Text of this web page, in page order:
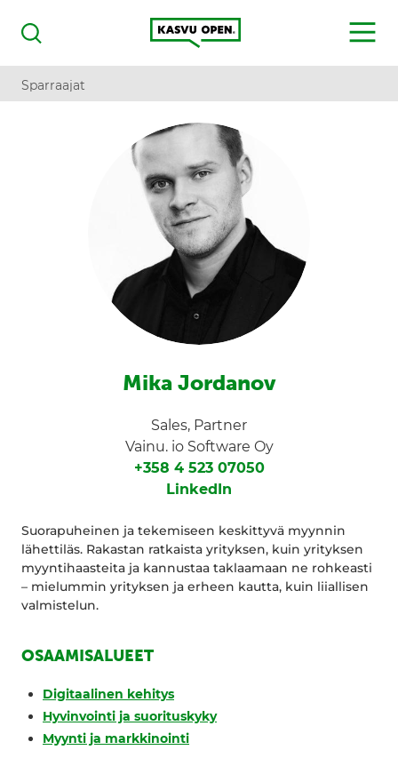
Haku
Kasvu Open
MENU
Sparraajat
Mika Jordanov
Sales, Partner
Vainu. io Software Oy
+358 4 523 07050
LinkedIn
Suorapuheinen ja tekemiseen keskittyvä myynnin
lähettiläs. Rakastan ratkaista yrityksen, kuin yrityksen
myyntihaasteita ja kannustaa taklaamaan ne rohkeasti
– mielummin yrityksen ja erheen kautta, kuin liiallisen
valmistelun.
OSAAMISALUEET
Digitaalinen kehitys
Hyvinvointi ja suorituskyky
Myynti ja markkinointi